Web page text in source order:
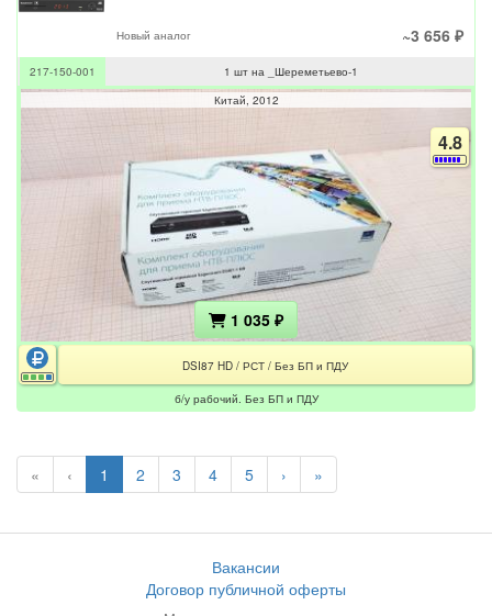
Новый аналог ~3 656 ₽
217-150-001
1 шт на _Шереметьево-1
Китай 2012
4.8
1 035 ₽
DSI87 HD / РСТ / Без БП и ПДУ
б/у рабочий. Без БП и ПДУ
« ‹ 1 2 3 4 5 › »
Вакансии
Договор публичной оферты